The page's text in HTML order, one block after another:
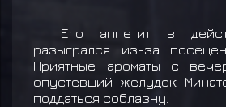
Его аппетит в
разыгрался из-за
Приятные ароматы с
опустевший желудок
поддаться соблазну.